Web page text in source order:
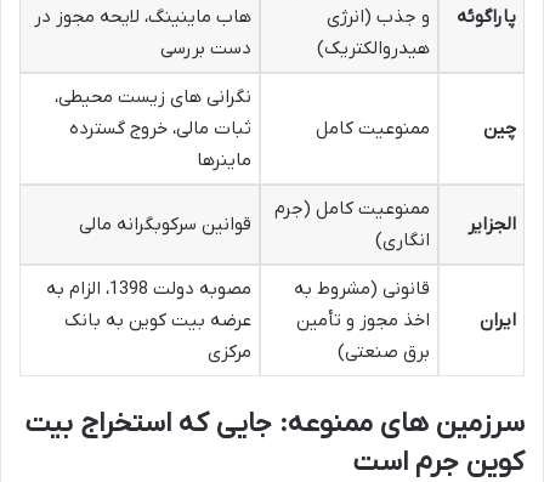
پاراگوئه
و جذب (انرژی
هیدروالکتریک)
هاب ماینینگ، لایحه مجوز در
دست بررسی
چین ممنوعیت کامل
نگرانی های زیست محیطی،
ثبات مالی، خروج گسترده
ماینرها
الجزایر
ممنوعیت کامل (جرم
انگاری)
قوانین سرکوبگرانه مالی
ایران
قانونی (مشروط به
اخذ مجوز و تأمین
برق صنعتی)
مصوبه دولت 1398، الزام به
عرضه بیت کوین به بانک
مرکزی
سرزمین های ممنوعه: جایی که استخراج بیت
کوین جرم است